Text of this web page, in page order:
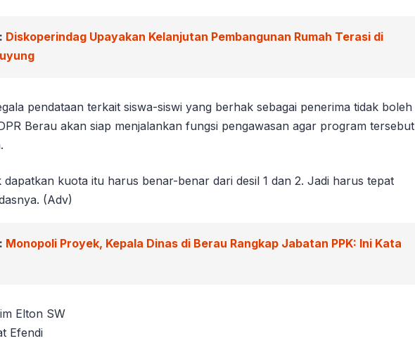
Diskoperindag Upayakan Kelanjutan Pembangunan Rumah Terasi di
pendataan terkait siswa-siswi yang berhak sebagai penerima tidak boleh
Berau akan siap menjalankan fungsi pengawasan agar program tersebut
dapatkan kuota itu harus benar-benar dari desil 1 dan 2. Jadi harus tepat
(Adv)
Monopoli Proyek, Kepala Dinas di Berau Rangkap Jabatan PPK: Ini Kata
Elton SW
Efendi